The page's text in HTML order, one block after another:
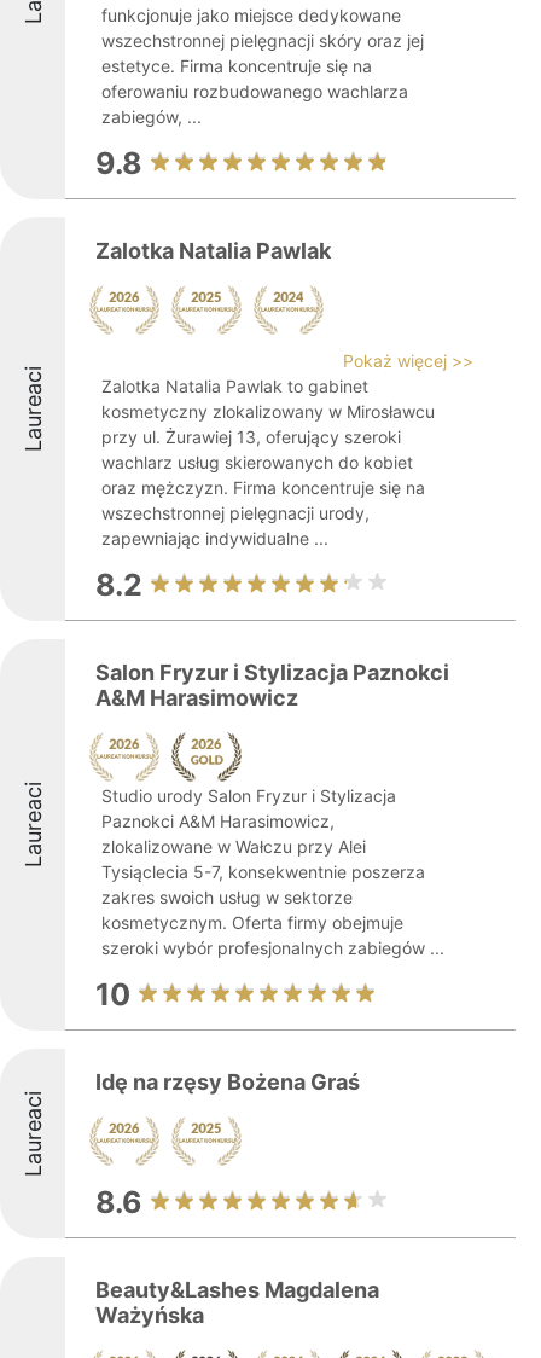
funkcjonuje jako miejsce dedykowane
wszechstronnej pielęgnacji skóry oraz jej
estetyce. Firma koncentruje się na
oferowaniu rozbudowanego wachlarza
zabiegów, ...
9.8
Laureaci
Zalotka Natalia Pawlak
Pokaż więcej >>
Zalotka Natalia Pawlak to gabinet
kosmetyczny zlokalizowany w Mirosławcu
przy ul. Żurawiej 13, oferujący szeroki
wachlarz usług skierowanych do kobiet
oraz mężczyzn. Firma koncentruje się na
wszechstronnej pielęgnacji urody,
zapewniając indywidualne ...
8.2
Laureaci
Salon Fryzur i Stylizacja Paznokci
A&M Harasimowicz
Studio urody Salon Fryzur i Stylizacja
Paznokci A&M Harasimowicz,
zlokalizowane w Wałczu przy Alei
Tysiąclecia 5-7, konsekwentnie poszerza
zakres swoich usług w sektorze
kosmetycznym. Oferta firmy obejmuje
szeroki wybór profesjonalnych zabiegów ...
10
Laureaci
Idę na rzęsy Bożena Graś
8.6
Beauty&Lashes Magdalena
Ważyńska